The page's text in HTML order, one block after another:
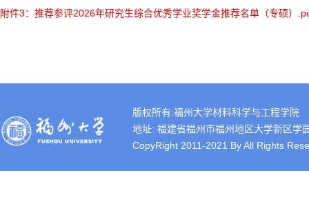
附件3：推荐参评2026年研究生综合优秀学业奖学金推荐名单（专硕）
版权所有:福州大学材料科学与工程学院
地址: 福建省福州市福州地区大学新区
CopyRight 2011-2021 By All Rights